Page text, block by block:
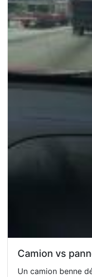
Camion vs
Un camion benne